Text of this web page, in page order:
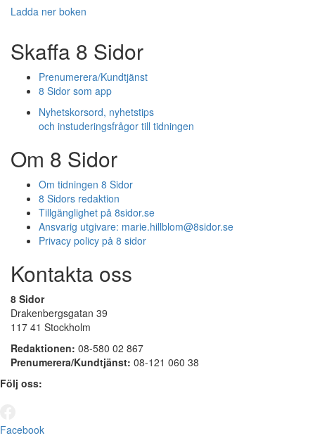
Ladda ner boken
Skaffa 8 Sidor
Prenumerera/Kundtjänst
8 Sidor som app
Nyhetskorsord, nyhetstips
och instuderingsfrågor till tidningen
Om 8 Sidor
Om tidningen 8 Sidor
8 Sidors redaktion
Tillgänglighet på 8sidor.se
Ansvarig utgivare: marie.hillblom@8sidor.se
Privacy policy på 8 sidor
Kontakta oss
8 Sidor
Drakenbergsgatan 39
117 41 Stockholm
Redaktionen: 08-580 02 867
Prenumerera/Kundtjänst: 08-121 060 38
Följ oss:
Facebook